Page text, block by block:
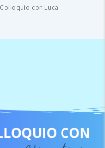
Colloquio con Luca